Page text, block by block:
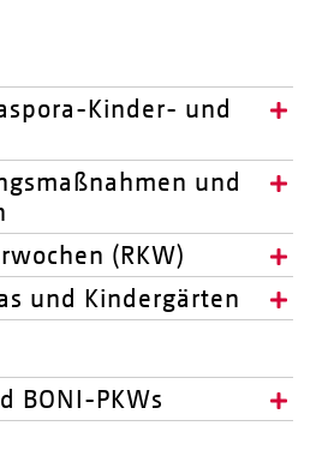
Kinder- und
und
(RKW)
und Kindergärten
BONI-PKWs